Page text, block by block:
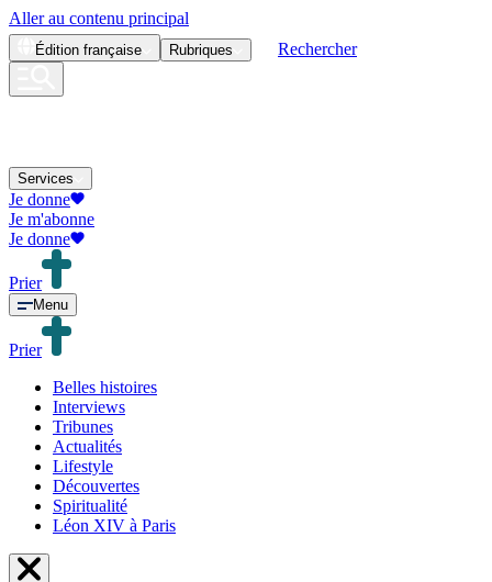
Aller au contenu principal
Édition française Rubriques Rechercher
Services
Je donne
Je m'abonne
Je donne
Prier
Menu
Prier
Belles histoires
Interviews
Tribunes
Actualités
Lifestyle
Découvertes
Spiritualité
Léon XIV à Paris